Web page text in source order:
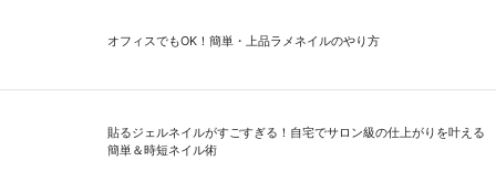
オフィスでもOK！簡単・上品ラメネイルのやり方
貼るジェルネイルがすごすぎる！自宅でサロン級の仕上がりを叶える
簡単＆時短ネイル術